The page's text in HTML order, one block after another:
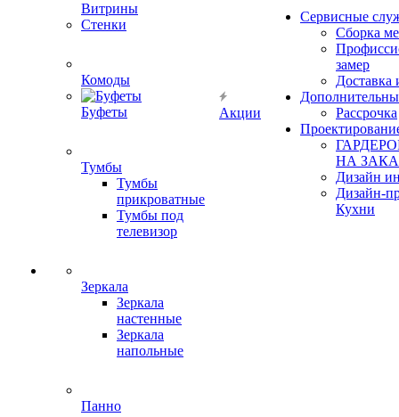
Витрины
Стенки
Комоды
Буфеты
Тумбы
Тумбы
прикроватные
Тумбы под
телевизор
Зеркала
Зеркала
настенные
Зеркала
напольные
Панно
Акции
Сервисные
Сборка
замер
Доставка
Рассрочка
НА
Дизайн
Дизайн-
Кухни